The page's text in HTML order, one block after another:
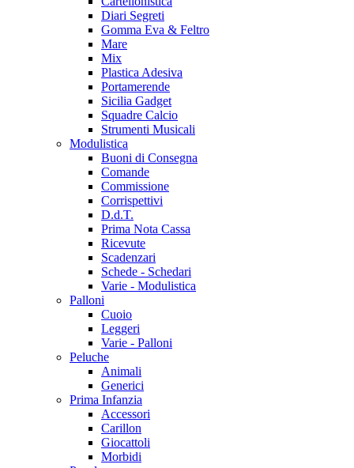
Diari Segreti
Gomma Eva & Feltro
Mare
Mix
Plastica Adesiva
Portamerende
Sicilia Gadget
Squadre Calcio
Strumenti Musicali
Modulistica
Buoni di Consegna
Comande
Commissione
Corrispettivi
D.d.T.
Prima Nota Cassa
Ricevute
Scadenzari
Schede - Schedari
Varie - Modulistica
Palloni
Cuoio
Leggeri
Varie - Palloni
Peluche
Animali
Generici
Prima Infanzia
Accessori
Carillon
Giocattoli
Morbidi